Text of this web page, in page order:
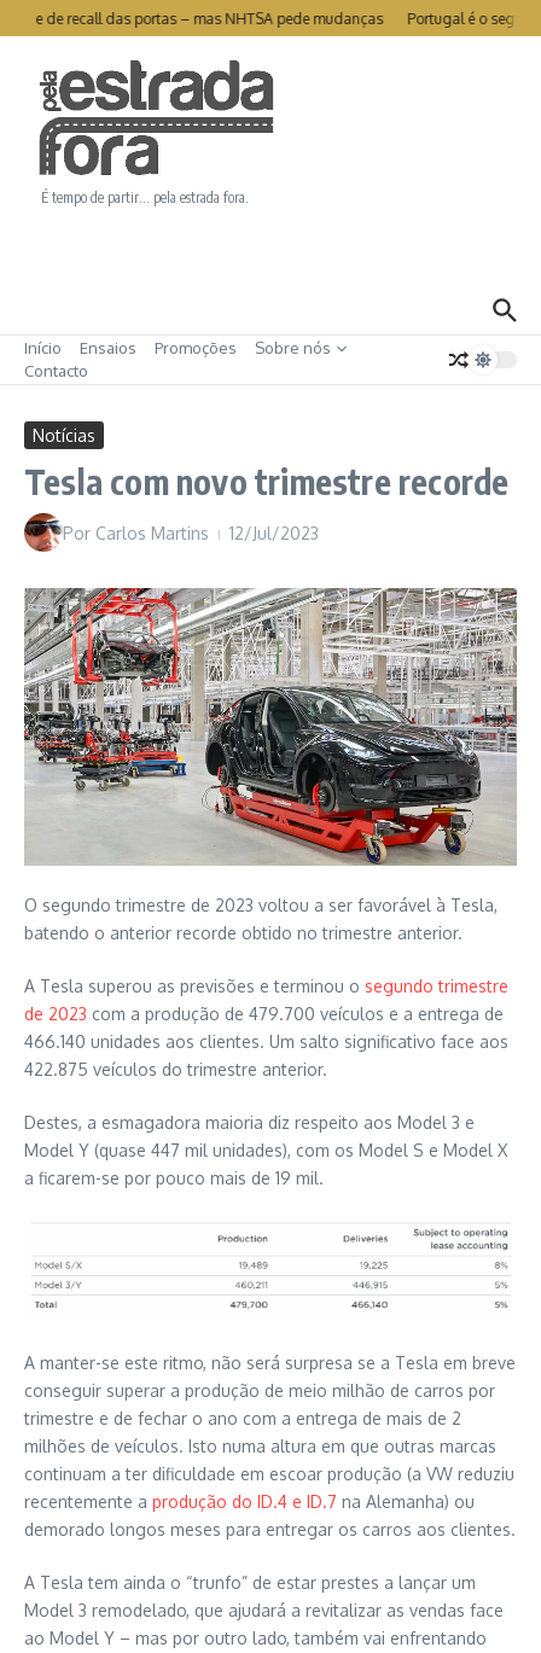
Ir para o conteúdo
se de recall das portas – mas NHTSA pede mudanças Portugal é o
É tempo de partir… pela estrada fora.
Início Ensaios Promoções
Sobre nós
Contacto
Notícias
Tesla com novo trimestre recorde
Por Carlos Martins 12/Jul/2023
O segundo trimestre de 2023 voltou a ser favorável à Tesla,
batendo o anterior recorde obtido no trimestre anterior.
A Tesla superou as previsões e terminou o segundo trimestre
de 2023 com a produção de 479.700 veículos e a entrega de
466.140 unidades aos clientes. Um salto significativo face aos
422.875 veículos do trimestre anterior.
Destes, a esmagadora maioria diz respeito aos Model 3 e
Model Y (quase 447 mil unidades), com os Model S e Model X
a ficarem-se por pouco mais de 19 mil.
A manter-se este ritmo, não será surpresa se a Tesla em breve
conseguir superar a produção de meio milhão de carros por
trimestre e de fechar o ano com a entrega de mais de 2
milhões de veículos. Isto numa altura em que outras marcas
continuam a ter dificuldade em escoar produção (a VW reduziu
recentemente a produção do ID.4 e ID.7 na Alemanha) ou
demorado longos meses para entregar os carros aos clientes.
A Tesla tem ainda o “trunfo” de estar prestes a lançar um
Model 3 remodelado, que ajudará a revitalizar as vendas face
ao Model Y – mas por outro lado, também vai enfrentando